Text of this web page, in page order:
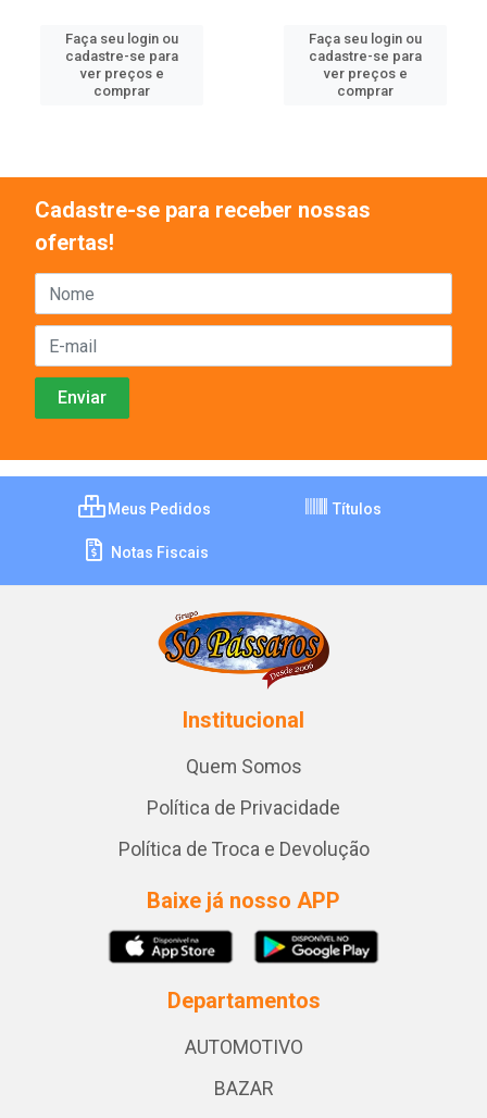
Faça seu login ou
cadastre-se para
ver preços e
comprar
Faça seu login ou
cadastre-se para
ver preços e
comprar
Cadastre-se para receber nossas
ofertas!
Meus Pedidos Títulos
Notas Fiscais
Institucional
Quem Somos
Política de Privacidade
Política de Troca e Devolução
Baixe já nosso APP
Departamentos
AUTOMOTIVO
BAZAR